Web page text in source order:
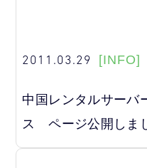
2011.03.29 [INFO]
中国レンタルサーバ
ス ページ公開しま